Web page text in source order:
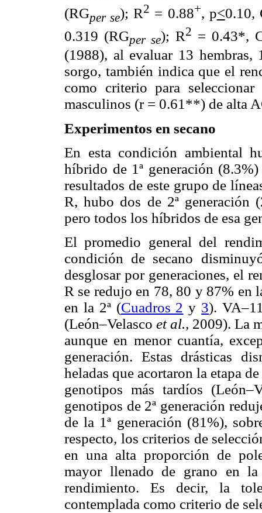
(RGper se); R2 = 0.88+, p<0.10,
0.319 (RGper se); R2 = 0.43*,
(1988), al evaluar 13 hembras,
sorgo, también indica que el
como criterio para
masculinos (r = 0.61**) de alta
Experimentos en secano
En esta condición ambiental
híbrido de 1ª generación
resultados de este grupo de
R, hubo dos de 2ª generación
pero todos los híbridos de esa
El promedio general del
condición de secano
desglosar por generaciones, el
R se redujo en 78, 80 y 87% en
en la 2ª (Cuadros 2 y 3).
(León–Velasco et al., 2009). La
aunque en menor cuantía,
generación. Estas drásticas
heladas que acortaron la etapa
genotipos más tardíos
genotipos de 2ª generación
de la 1ª generación (81%),
respecto, los criterios de
en una alta proporción de
mayor llenado de grano en la
rendimiento. Es decir, la
contemplada como criterio de